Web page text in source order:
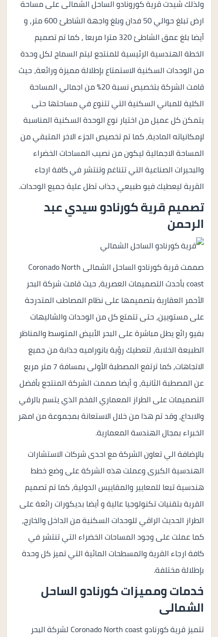
ولذلك شيدت قرية كورونادو الساحل الشمالى على مساحة
ارض تبلغ حوالي 50 فدان وبلغ واجهة الشاطئ 600 متر، و
أيضا بلغ عمق الشاطئ 320 مترا مربعا ، كما تم تصميم
الخطة الهندسية الرئيسية للمنتجع ليتم السماح لكل وحدة
من الوحدات السكنية الاستمتاع بإطلالة مميزة ورائعة، حيث
قامت الشركة بتخصيص نسبة 20% من اجمالي المساحة
الكلية للمباني السكنية التي تتنوع في مساحتها حتى
يتمكن كل عميل من اختيار نوع الوحدة السكنية المناسبة
لإمكانياته المادية، كما تم تخصيص الجزء الاخر المتبقي من
المساحة الاجمالية ليكون من نصيب المساحات الخضراء
والبحيرات الصناعية التي تتناغم وتنتشر في كافة ارجاء
القرية ليعطيك فيو طبيعي جذاب تطل علية جميع الوحدات.
تصميم قرية كورنادو سيدي عبد
الرحمن
صممت قرية كورنادو الساحل الشمالى Coronado North
coast بأحدث التصميمات العصرية، حيث قامت شركة البحر
الأحمر العقارية بتصميمها على نظام المصاطب المتدرجة
على مستويين، حتى تتمتع كل من الوحدات والشاليهات
بفيو رائع يطل مباشرة على البحر الأبيض المتوسط والمناظر
الطبيعة الخلابة، لتعطيك رؤية بانوراميه جذابة من جميع
الاتجاهات، كما ترتفع المصطبة الأولى بمسافة 7 متر مربع
عن المصطبة الثانية، و أيضا صممت الشركة المنتجع بأفضل
التصميمات على الطراز المعماري الفخم الذي يتسم بالرقي
والابداع، وقد تم هذا من خلال الاستعانة بمجموعة من امهر
الخبراء بمجال الهندسة المعمارية.
بالإضافة الي تعاون الشركة مع احدى شركات الاستشارات
الهندسية الكبرى وعملت هذه الشركة على وضع خطط
هندسية تبعا للمعايير والمقاييس الدولية، كما تم تصميم
القرية بتقنيات تكنولوجيا عالية و أيضا بديكورات رائعة على
الطراز الحديث الراقي للوحدات السكنية من الداخل والخارج،
كما عملت على وجود المساحات الخضراء التي تنتشر في
كافة ارجاء القرية والمسطحات المائية التي تميز كل وحدة
بإطلالة مختلفة.
خدمات ومميزات كورنادو الساحل
الشمالى
تتميز قرية كورنادو Coronado North coast لشركة البحر